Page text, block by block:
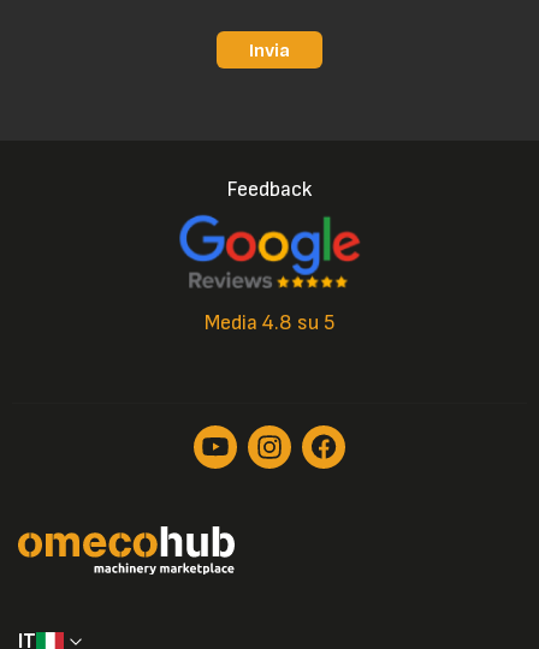
Invia
Feedback
Media 4.8 su 5
IT